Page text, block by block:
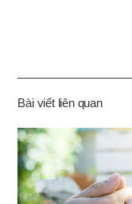
Bài viết liên quan